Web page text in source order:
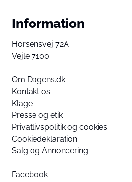
Information
Horsensvej 72A
Vejle 7100
Om Dagens.dk
Kontakt os
Klage
Presse og etik
Privatlivspolitik og cookies
Cookiedeklaration
Salg og Annoncering
Facebook